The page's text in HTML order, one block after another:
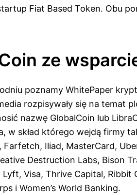
Fiat Based Token. Obu
ze
poznamy WhitePaper
rozpisywały się na temat
nazwę GlobalCoin lub
w skład którego wejdą firmy
Iliad, MasterCard,
Destruction Labs, Bison
Visa, Thrive Capital, Ribbit
i Women’s World Banking.